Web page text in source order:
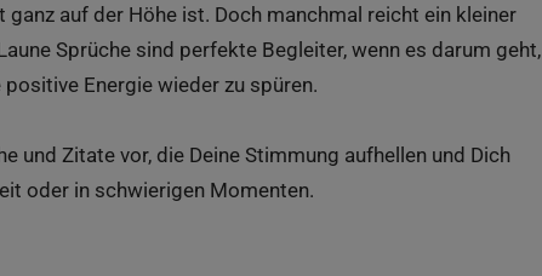
auf der Höhe ist. Doch manchmal reicht ein kleiner
Sprüche sind perfekte Begleiter, wenn es darum geht,
Energie wieder zu spüren.
und Zitate vor, die Deine Stimmung aufhellen und Dich
oder in schwierigen Momenten.